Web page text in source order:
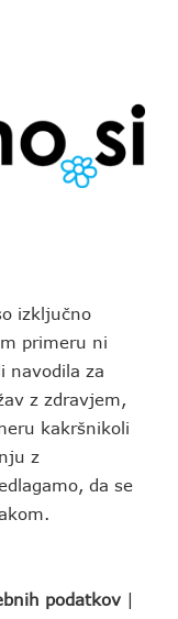
izključno
primeru ni
navodila za
z zdravjem,
kakršnikoli
z
da se
podatkov |